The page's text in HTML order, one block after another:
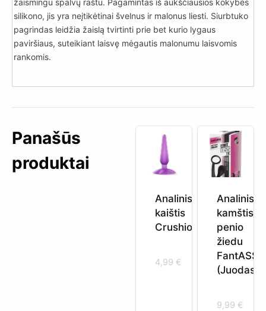
silikono, jis yra neįtikėtinai švelnus ir malonus liesti. Siurbtuko
pagrindas leidžia žaislą tvirtinti prie bet kurio lygaus
paviršiaus, suteikiant laisvę mėgautis malonumu laisvomis
rankomis.
Panašūs
produktai
Analinis
kaištis
Crushious
4,99 €
Analinis
kamštis
penio
žiedu
(Juodas)
9,99 €